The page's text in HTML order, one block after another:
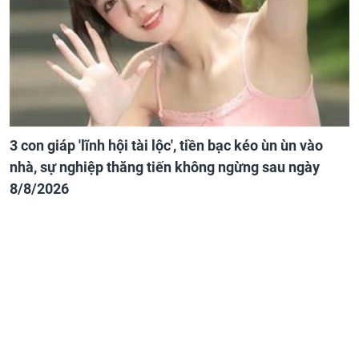
3 con giáp 'lĩnh hội tài lộc', tiền bạc kéo ùn ùn vào
nhà, sự nghiệp thăng tiến không ngừng sau ngày
8/8/2026